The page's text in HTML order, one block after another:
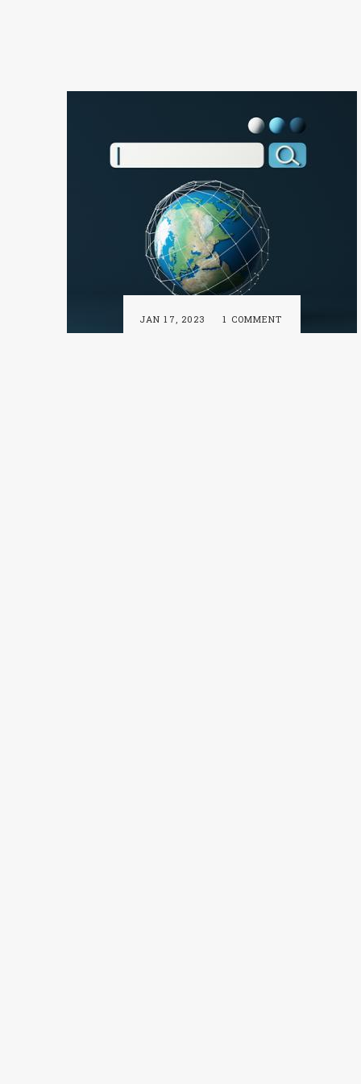
JAN 17, 2023 1 COMMENT